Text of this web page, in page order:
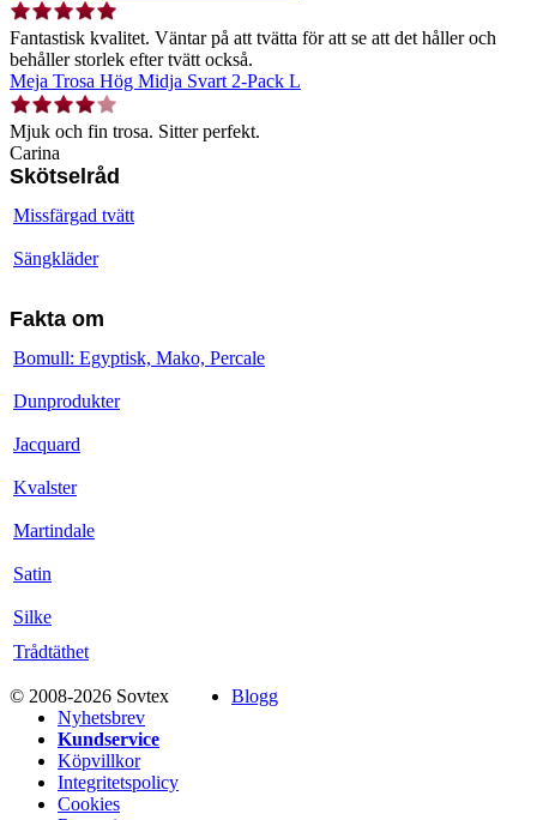
Fantastisk kvalitet. Väntar på att tvätta för att se att det håller och
behåller storlek efter tvätt också.
Meja Trosa Hög Midja Svart 2-Pack L
Mjuk och fin trosa. Sitter perfekt.
Carina
Skötselråd
Missfärgad tvätt
Sängkläder
Fakta om
Bomull: Egyptisk, Mako, Percale
Dunprodukter
Jacquard
Kvalster
Martindale
Satin
Silke
Trådtäthet
© 2008-2026 Sovtex
Blogg
Nyhetsbrev
Kundservice
Köpvillkor
Integritetspolicy
Cookies